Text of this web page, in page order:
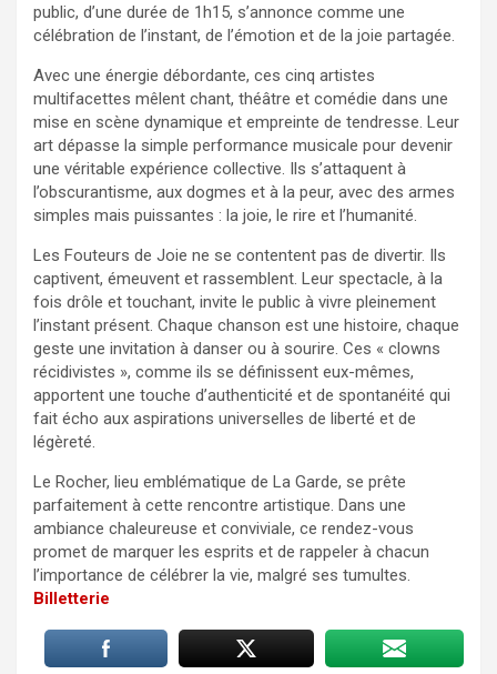
public, d’une durée de 1h15, s’annonce comme une
célébration de l’instant, de l’émotion et de la joie partagée.
Avec une énergie débordante, ces cinq artistes
multifacettes mêlent chant, théâtre et comédie dans une
mise en scène dynamique et empreinte de tendresse. Leur
art dépasse la simple performance musicale pour devenir
une véritable expérience collective. Ils s’attaquent à
l’obscurantisme, aux dogmes et à la peur, avec des armes
simples mais puissantes : la joie, le rire et l’humanité.
Les Fouteurs de Joie ne se contentent pas de divertir. Ils
captivent, émeuvent et rassemblent. Leur spectacle, à la
fois drôle et touchant, invite le public à vivre pleinement
l’instant présent. Chaque chanson est une histoire, chaque
geste une invitation à danser ou à sourire. Ces « clowns
récidivistes », comme ils se définissent eux-mêmes,
apportent une touche d’authenticité et de spontanéité qui
fait écho aux aspirations universelles de liberté et de
légèreté.
Le Rocher, lieu emblématique de La Garde, se prête
parfaitement à cette rencontre artistique. Dans une
ambiance chaleureuse et conviviale, ce rendez-vous
promet de marquer les esprits et de rappeler à chacun
l’importance de célébrer la vie, malgré ses tumultes.
Billetterie